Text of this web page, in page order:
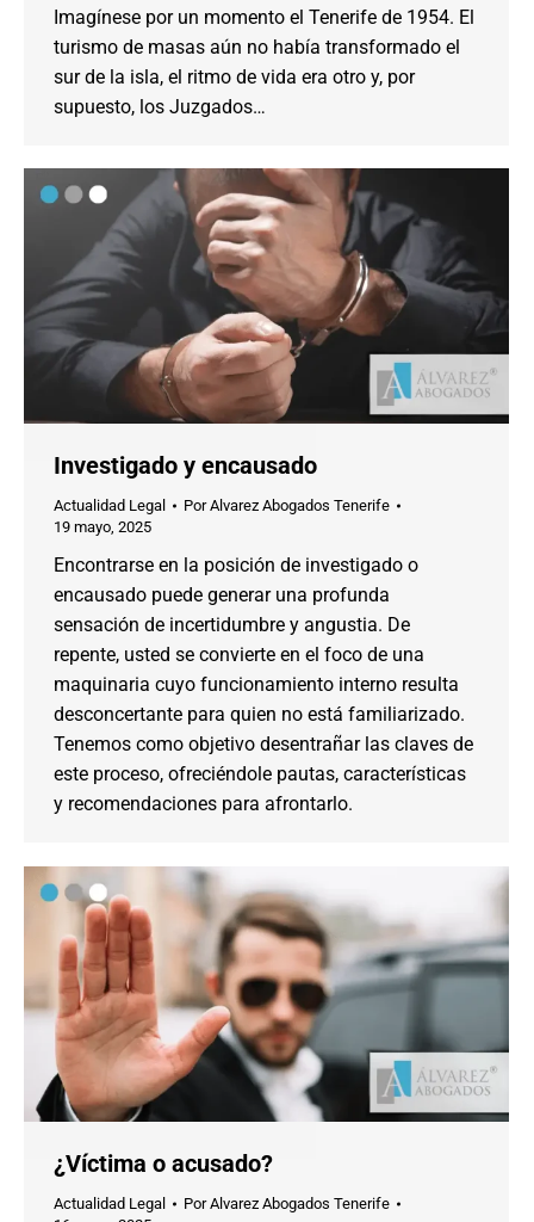
Imagínese por un momento el Tenerife de 1954. El
turismo de masas aún no había transformado el
sur de la isla, el ritmo de vida era otro y, por
supuesto, los Juzgados…
Investigado y encausado
Actualidad Legal PorAlvarez Abogados Tenerife
19 mayo, 2025
Encontrarse en la posición de investigado o
encausado puede generar una profunda
sensación de incertidumbre y angustia. De
repente, usted se convierte en el foco de una
maquinaria cuyo funcionamiento interno resulta
desconcertante para quien no está familiarizado.
Tenemos como objetivo desentrañar las claves de
este proceso, ofreciéndole pautas, características
y recomendaciones para afrontarlo.
¿Víctima o acusado?
Actualidad Legal PorAlvarez Abogados Tenerife